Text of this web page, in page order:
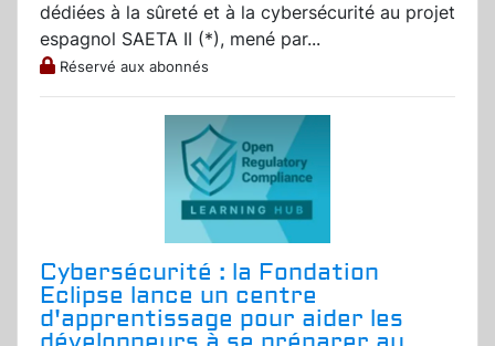
dédiées à la sûreté et à la cybersécurité au projet
espagnol SAETA II (*), mené par...
Réservé aux abonnés
Cybersécurité : la Fondation
Eclipse lance un centre
d'apprentissage pour aider les